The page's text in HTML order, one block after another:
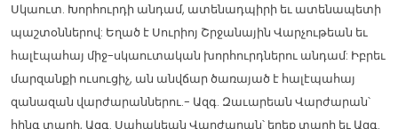
Սկաուտ. Խորհուրդի անդամ, ատենադպիրի եւ ատենապետի
պաշտօններով: Եղած է Սուրիոյ Շրջանային Վարչութեան եւ
հալէպահայ միջ-սկաուտական խորհուրդներու անդամ: Իբրեւ
մարզանքի ուսուցիչ, ան անվճար ծառայած է հալէպահայ
զանազան վարժարաններու.- Ազգ. Զաւարեան Վարժարան՝
հինգ տարի, Ազգ. Սահակեան Վարժարան՝ երեք տարի եւ Ազգ.